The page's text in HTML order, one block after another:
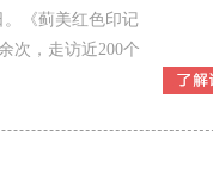
《蓟美红色印记
次，走访近200个